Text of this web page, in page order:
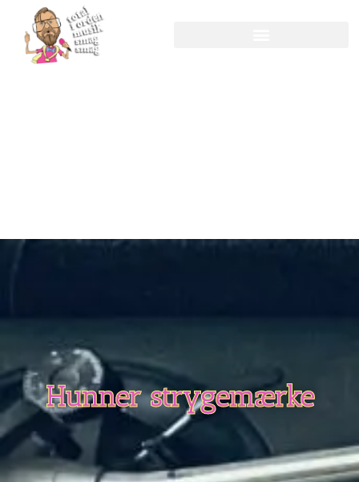
Hunner strygemærke